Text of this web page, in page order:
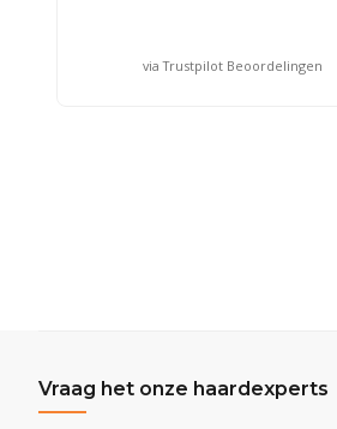
via Trustpilot Beoordelingen
Vraag het onze haardexperts